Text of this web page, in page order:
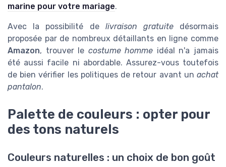
marine pour votre mariage.
Avec la possibilité de livraison gratuitedésormais
proposée par de nombreux détaillants en ligne comme
Amazon, trouver le costume homme idéal n'a jamais
été aussi facile ni abordable. Assurez-vous toutefois
de bien vérifier les politiques de retour avant un achat
pantalon.
Palette de couleurs : opter pour
des tons naturels
Couleurs naturelles : un choix de bon goût